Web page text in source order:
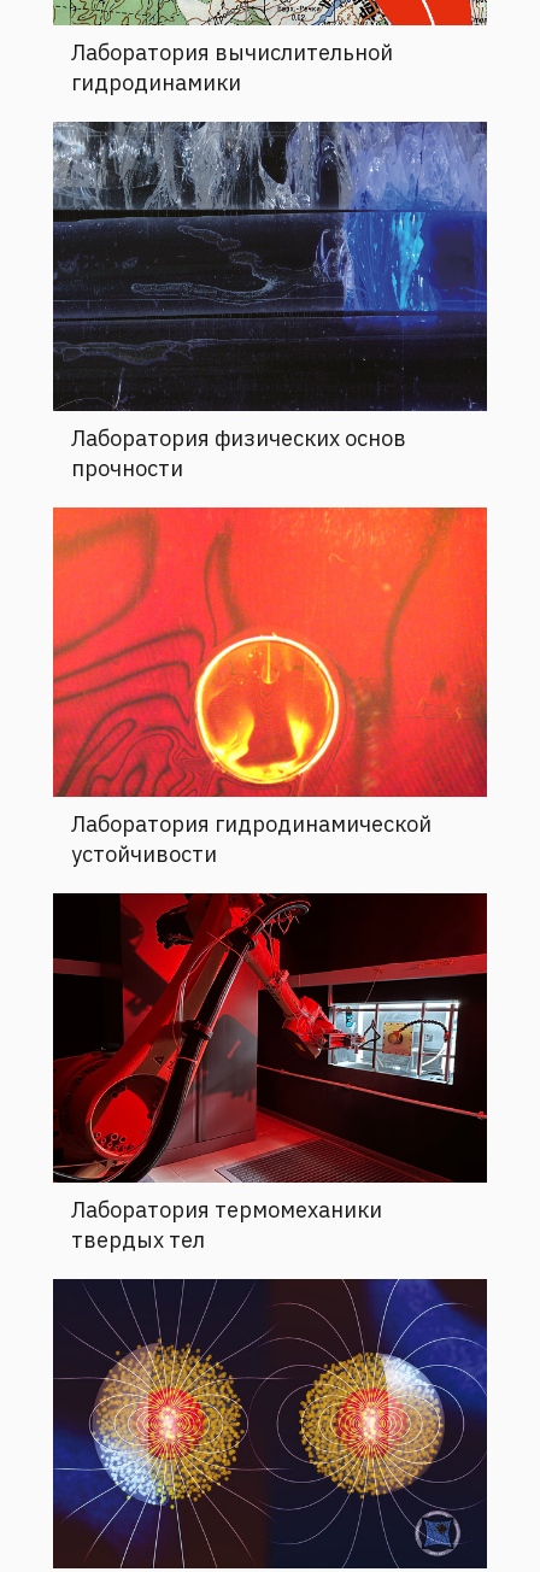
Лаборатория вычислительной
гидродинамики
Лаборатория физических основ
прочности
Лаборатория гидродинамической
устойчивости
Лаборатория термомеханики
твердых тел